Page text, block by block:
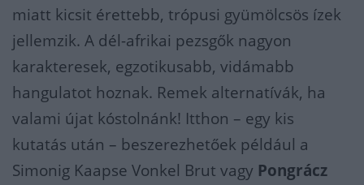
miatt kicsit érettebb, trópusi gyümölcsös ízek
jellemzik. A dél-afrikai pezsgők nagyon
karakteresek, egzotikusabb, vidámabb
hangulatot hoznak. Remek alternatívák, ha
valami újat kóstolnánk! Itthon – egy kis
kutatás után – beszerezhetőek például a
Simonig Kaapse Vonkel Brut vagy Pongrácz